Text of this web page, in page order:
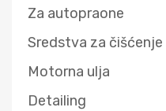
Za autopraone
Sredstva za čišćenje
Motorna ulja
Detailing